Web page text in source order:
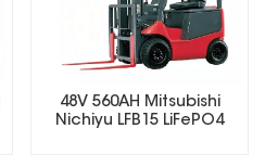
48V 560AH Mitsubishi
Nichiyu LFB15 LiFePO4